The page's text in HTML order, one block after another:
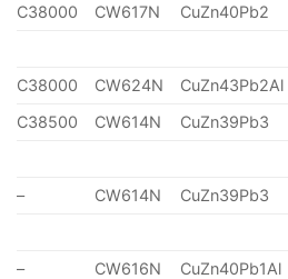
C38000 CW617N CuZn40Pb2
C38000 CW624N CuZn43Pb2Al
C38500
CW614N CuZn39Pb3
– CW614N CuZn39Pb3
– CW616N CuZn40Pb1Al